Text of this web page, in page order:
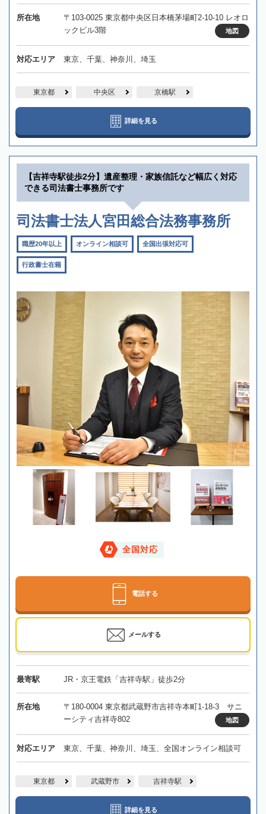
所在地
〒103-0025 東京都中央区日本橋茅場町2-10-10 レオロ
ックビル3階
地図
対応エリア 東京、千葉、神奈川、埼玉
東京都 中央区 京橋駅
詳細を見る
【吉祥寺駅徒歩2分】遺産整理・家族信託など幅広く対応
できる司法書士事務所です
司法書士法人宮田総合法務事務所
職歴20年以上 オンライン相談可 全国出張対応可
行政書士在籍
全国対応
電話する
メールする
最寄駅 JR・京王電鉄「吉祥寺駅」徒歩2分
所在地
〒180-0004 東京都武蔵野市吉祥寺本町1-18-3 サニ
ーシティ吉祥寺802
地図
対応エリア 東京、千葉、神奈川、埼玉、全国オンライン相談可
東京都 武蔵野市 吉祥寺駅
詳細を見る